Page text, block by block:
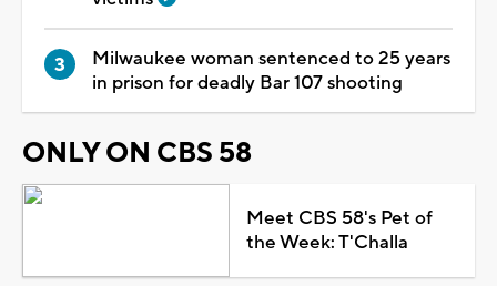
Milwaukee woman sentenced to 25 years
in prison for deadly Bar 107 shooting
ONLY ON CBS 58
Meet CBS 58's Pet of
the Week: T'Challa